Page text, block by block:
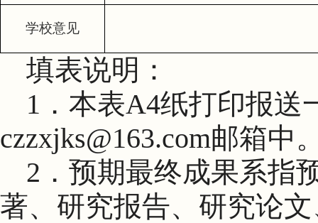
学校意见
填表说明：
1 ．本表A4纸打印报送
czzxjks@163.com邮箱中
2 ．预期最终成果系指
著、研究报告、研究论